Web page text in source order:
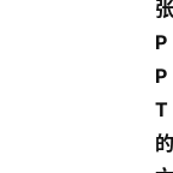
张
P
P
T
的